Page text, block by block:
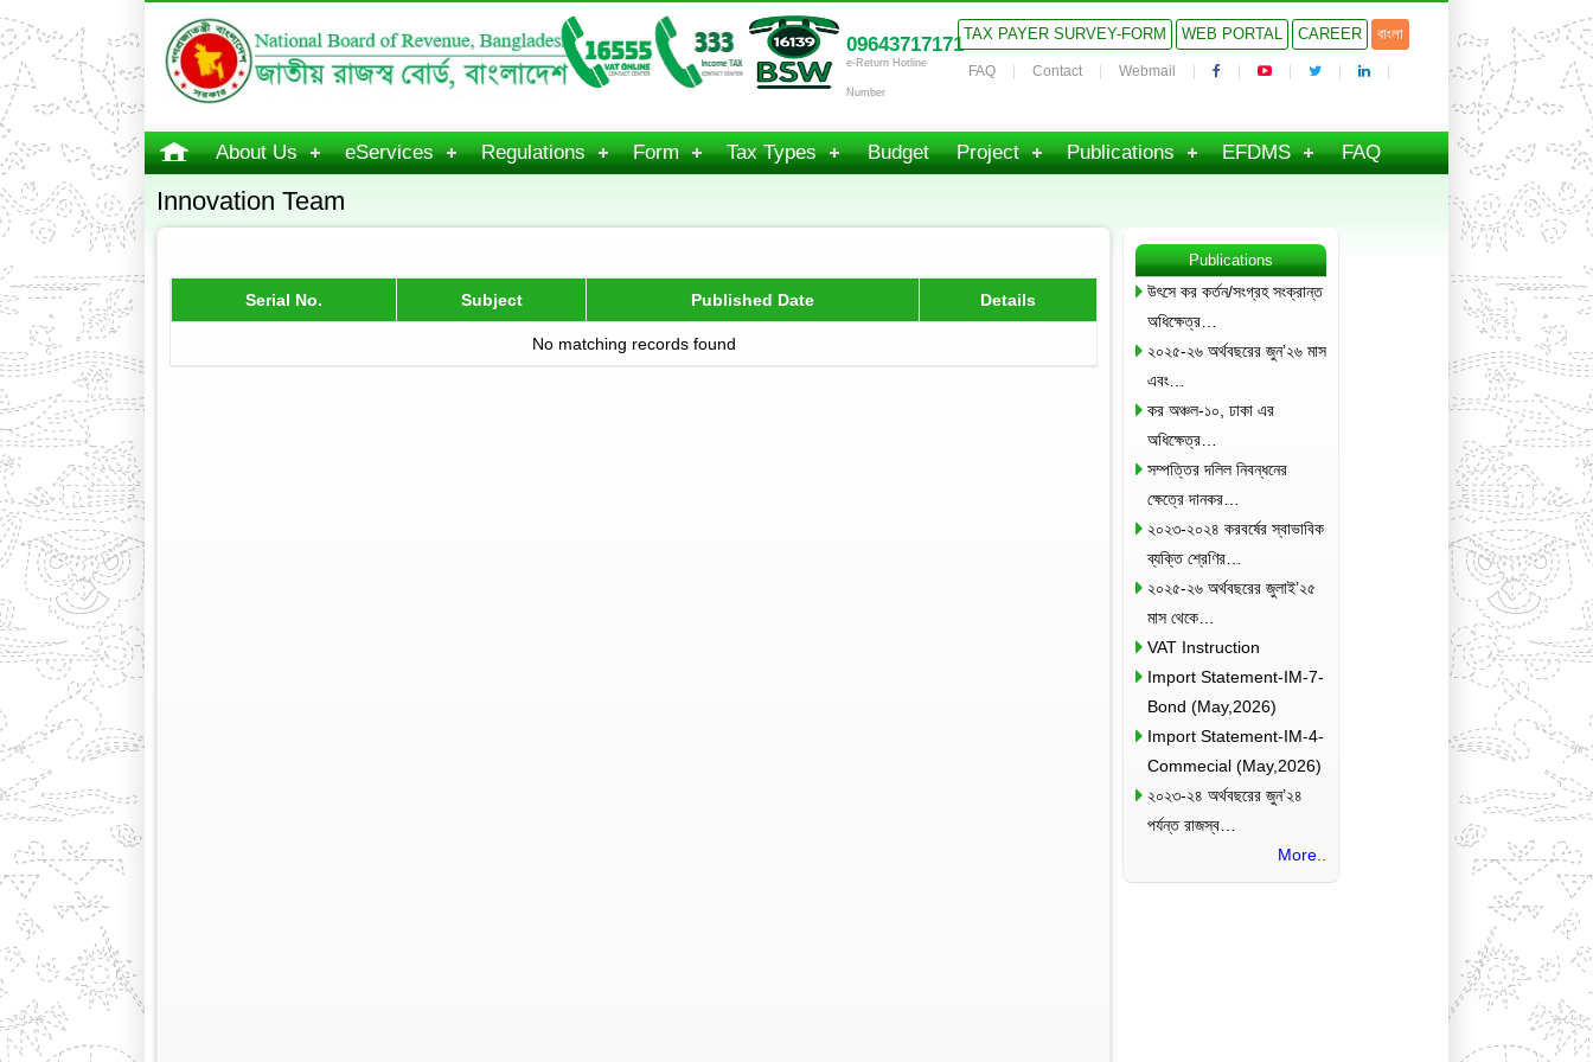
09643717171
e-Return Hotline
Number
TAX PAYER SURVEY-FORM WEB PORTAL CAREER বাংলা
FAQ Contact Webmail
About Us eServices Regulations Form Tax Types Budget Project Publications EFDMS FAQ
Innovation Team
Serial No. Subject Published Date Details
No matching records found
Publications
উৎসে কর কর্তন/সংগ্রহ সংক্রান্ত
অধিক্ষেত্র…
২০২৫-২৬ অর্থবছরের জুন’২৬ মাস
এবং…
কর অঞ্চল-১০, ঢাকা এর
অধিক্ষেত্র…
সম্পত্তির দলিল নিবন্ধনের
ক্ষেত্রে দানকর…
২০২৩-২০২৪ করবর্ষের স্বাভাবিক
ব্যক্তি শ্রেণির…
২০২৫-২৬ অর্থবছরের জুলাই’২৫
মাস থেকে…
VAT Instruction
Import Statement-IM-7-
Bond (May,2026)
Import Statement-IM-4-
Commecial (May,2026)
২০২৩-২৪ অর্থবছরের জুন’২৪
পর্যন্ত রাজস্ব…
More..